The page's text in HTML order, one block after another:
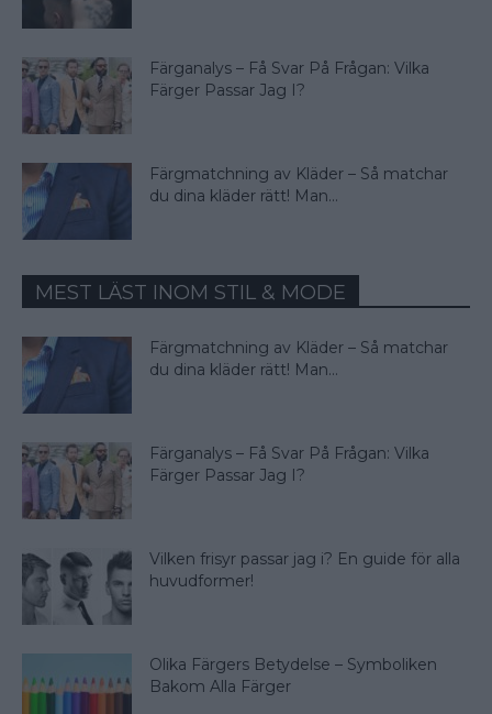
Färganalys – Få Svar På Frågan: Vilka
Färger Passar Jag I?
Färgmatchning av Kläder – Så matchar
du dina kläder rätt! Man...
MEST LÄST INOM STIL & MODE
Färgmatchning av Kläder – Så matchar
du dina kläder rätt! Man...
Färganalys – Få Svar På Frågan: Vilka
Färger Passar Jag I?
Vilken frisyr passar jag i? En guide för alla
huvudformer!
Olika Färgers Betydelse – Symboliken
Bakom Alla Färger